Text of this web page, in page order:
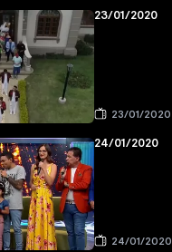
23/01/2020
23/01/2020
24/01/2020
24/01/2020